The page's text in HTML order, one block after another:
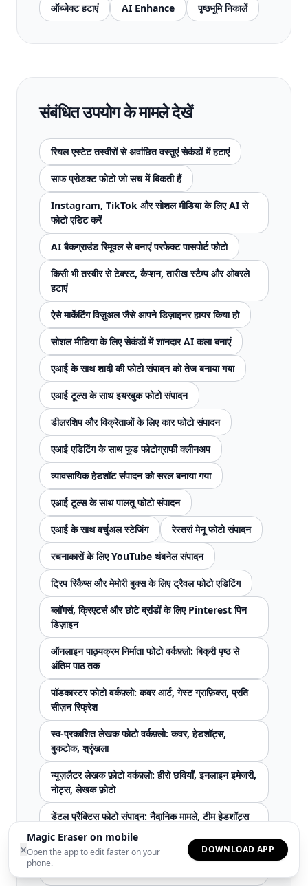
×
Magic Eraser on mobile
Open the app to edit faster on your
phone.
DOWNLOAD APP
ऑब्जेक्ट हटाएं AI Enhance पृष्ठभूमि निकालें
संबंधित उपयोग के मामले देखें
रियल एस्टेट तस्वीरों से अवांछित वस्तुएं सेकंडों में हटाएं
साफ प्रोडक्ट फोटो जो सच में बिकती हैं
Instagram, TikTok और सोशल मीडिया के लिए AI से
फोटो एडिट करें
AI बैकग्राउंड रिमूवल से बनाएं परफेक्ट पासपोर्ट फोटो
किसी भी तस्वीर से टेक्स्ट, कैप्शन, तारीख स्टैम्प और ओवरले
हटाएं
ऐसे मार्केटिंग विज़ुअल जैसे आपने डिज़ाइनर हायर किया हो
सोशल मीडिया के लिए सेकंडों में शानदार AI कला बनाएं
एआई के साथ शादी की फोटो संपादन को तेज बनाया गया
एआई टूल्स के साथ इयरबुक फोटो संपादन
डीलरशिप और विक्रेताओं के लिए कार फोटो संपादन
एआई एडिटिंग के साथ फूड फोटोग्राफी क्लीनअप
व्यावसायिक हेडशॉट संपादन को सरल बनाया गया
एआई टूल्स के साथ पालतू फोटो संपादन
एआई के साथ वर्चुअल स्टेजिंग रेस्तरां मेनू फोटो संपादन
रचनाकारों के लिए YouTube थंबनेल संपादन
ट्रिप रिकैप्स और मेमोरी बुक्स के लिए ट्रैवल फोटो एडिटिंग
ब्लॉगर्स, क्रिएटर्स और छोटे ब्रांडों के लिए Pinterest पिन
डिज़ाइन
ऑनलाइन पाठ्यक्रम निर्माता फोटो वर्कफ़्लो: बिक्री पृष्ठ से
अंतिम पाठ तक
पॉडकास्टर फोटो वर्कफ़्लो: कवर आर्ट, गेस्ट ग्राफ़िक्स, प्रति
सीज़न रिफ्रेश
स्व-प्रकाशित लेखक फोटो वर्कफ़्लो: कवर, हेडशॉट्स,
बुकटोक, श्रृंखला
न्यूज़लैटर लेखक फ़ोटो वर्कफ़्लो: हीरो छवियाँ, इनलाइन इमेजरी,
नोट्स, लेखक फ़ोटो
डेंटल प्रैक्टिस फोटो संपादन: नैदानिक ​​मामले, टीम हेडशॉट्स
और रोगी विपणन
बीमा दावा फोटो संवर्द्धन: स्पष्ट क्षति दस्तावेज़ीकरण, तेज़